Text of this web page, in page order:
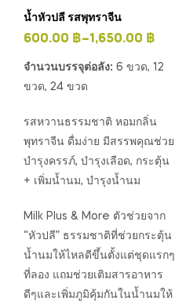
น้ำหัวปลี รสพุทราจีน
600.00 ฿–1,650.00 ฿
จำนวนบรรจุต่อลัง: 6 ขวด, 12
ขวด, 24 ขวด
รสหวานธรรมชาติ หอมกลิ่น
พุทราจีน ดื่มง่าย มีสรรพคุณช่วย
บำรุงครรภ์, บำรุงเลือด, กระตุ้น
+ เพิ่มน้ำนม, บำรุงน้ำนม
Milk Plus & More ตัวช่วยจาก
“หัวปลี” ธรรมชาติที่ช่วยกระตุ้น
น้ำนมให้ไหลดีขึ้นตั้งแต่ชุดแรกๆ
ที่ลอง แถมช่วยเติมสารอาหาร
ดีๆและเพิ่มภูมิคุ้มกันในน้ำนมให้